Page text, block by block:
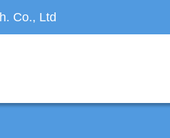
Co., Ltd